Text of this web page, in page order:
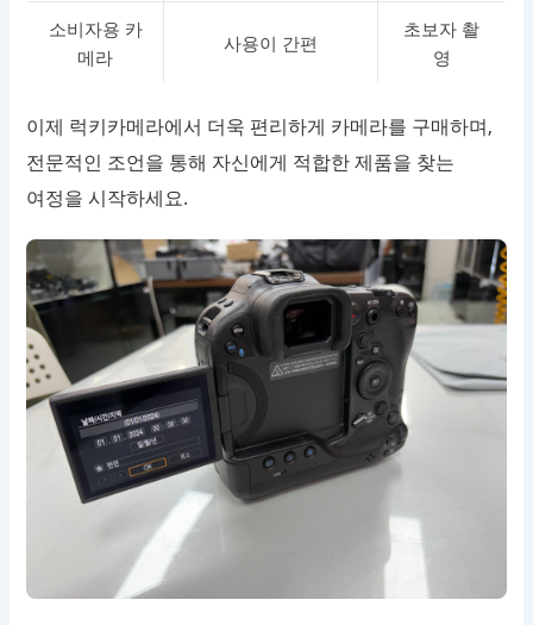
소비자용 카
메라
사용이 간편
초보자 촬
영
이제 럭키카메라에서 더욱 편리하게 카메라를 구매하며,
전문적인 조언을 통해 자신에게 적합한 제품을 찾는
여정을 시작하세요.